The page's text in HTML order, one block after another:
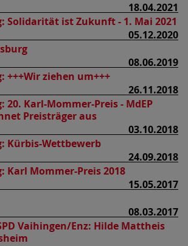
18.04.2021
Solidarität ist Zukunft - 1. Mai 2021
05.12.2020
08.06.2019
+++Wir ziehen um+++
26.11.2018
20. Karl-Mommer-Preis - MdEP
Preisträger aus
03.10.2018
Kürbis-Wettbewerb
24.09.2018
Karl Mommer-Preis 2018
15.05.2017
08.03.2017
Vaihingen/Enz: Hilde Mattheis